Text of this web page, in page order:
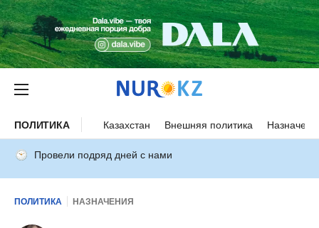
ПОЛИТИКА Казахстан Внешняя политика
Провели подряд дней с нами
ПОЛИТИКА НАЗНАЧЕНИЯ